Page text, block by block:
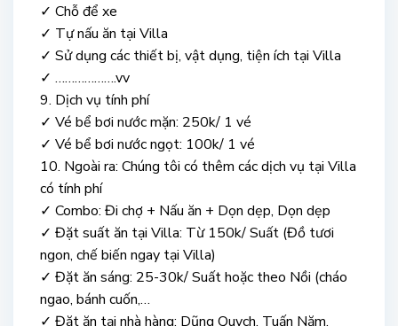
✓ Chỗ để xe
✓ Tự nấu ăn tại Villa
✓ Sử dụng các thiết bị, vật dụng, tiện ích tại Villa
✓ ……………….vv
9. Dịch vụ tính phí
✓ Vé bể bơi nước mặn: 250k/ 1 vé
✓ Vé bể bơi nước ngọt: 100k/ 1 vé
10. Ngoài ra: Chúng tôi có thêm các dịch vụ tại Villa
có tính phí
✓ Combo: Đi chợ + Nấu ăn + Dọn dẹp, Dọn dẹp
✓ Đặt suất ăn tại Villa: Từ 150k/ Suất (Đồ tươi
ngon, chế biến ngay tại Villa)
✓ Đặt ăn sáng: 25-30k/ Suất hoặc theo Nồi (cháo
ngao, bánh cuốn,…
✓ Đặt ăn tại nhà hàng: Dũng Quych, Tuấn Năm,